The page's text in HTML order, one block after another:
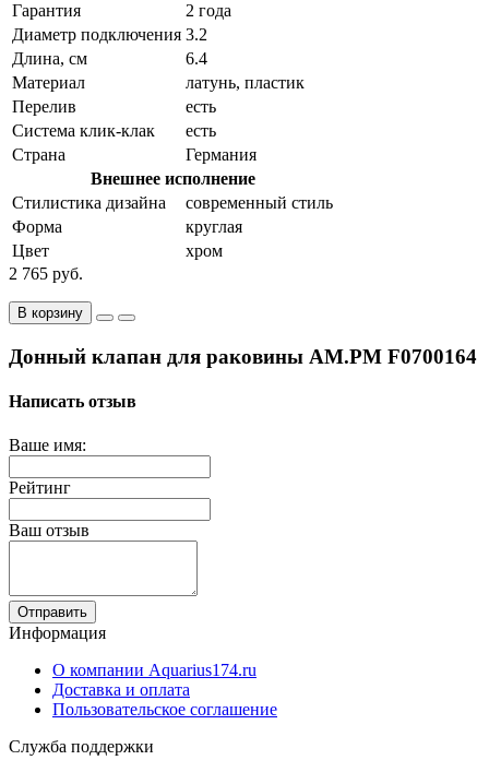
Гарантия
2 года
Диаметр подключения 3.2
Длина, см
6.4
Материал
латунь, пластик
Перелив
есть
Система клик-клак
есть
Страна
Германия
Внешнее исполнение
Стилистика дизайна
современный стиль
Форма
круглая
Цвет
хром
2 765 руб.
В корзину
Донный клапан для раковины AM.PM F0700164
Написать отзыв
Ваше имя:
Рейтинг
Ваш отзыв
Отправить
Информация
О компании Aquarius174.ru
Доставка и оплата
Пользовательское соглашение
Служба поддержки